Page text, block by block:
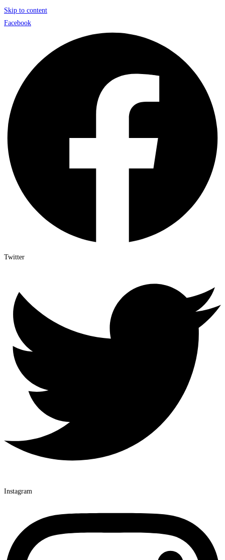
Skip to content
Facebook
Twitter
Instagram